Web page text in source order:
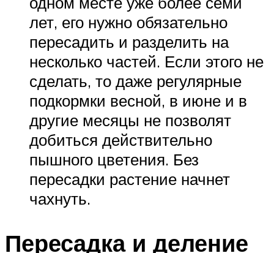
лет, его нужно обязательно
пересадить и разделить на
несколько частей. Если этого не
сделать, то даже регулярные
подкормки весной, в июне и в
другие месяцы не позволят
добиться действительно
пышного цветения. Без
пересадки растение начнет
чахнуть.
Пересадка и деление